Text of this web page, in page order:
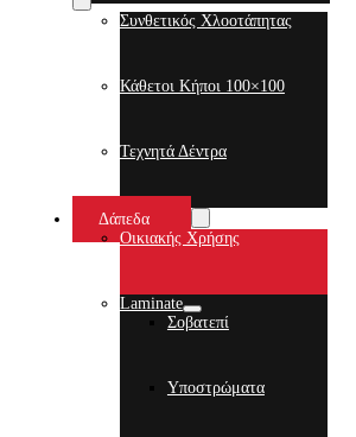
Συνθετικός Χλοοτάπητας
Κάθετοι Κήποι 100×100
Τεχνητά Δέντρα
Δάπεδα
Οικιακής Χρήσης
Laminate
Σοβατεπί
Υποστρώματα